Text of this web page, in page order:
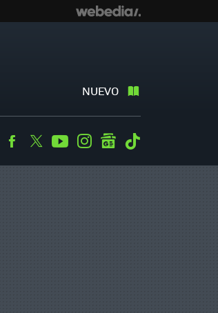
NUEVO
Facebook
TwitterYoutubeInstagramgooglenews